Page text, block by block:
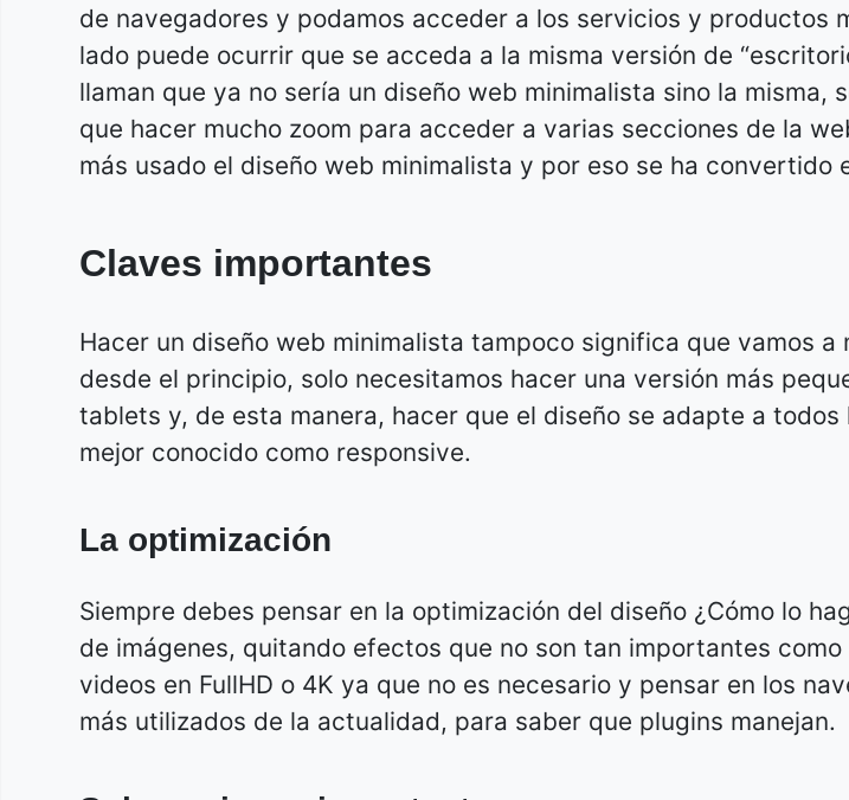
de navegadores y podamos acceder a los servicios y productos
lado puede ocurrir que se acceda a la misma versión de
llaman que ya no sería un diseño web minimalista sino la misma,
que hacer mucho zoom para acceder a varias secciones de la
más usado el diseño web minimalista y por eso se ha convertido
Claves importantes
Hacer un diseño web minimalista tampoco significa que vamos a
desde el principio, solo necesitamos hacer una versión más
tablets y, de esta manera, hacer que el diseño se adapte a
mejor conocido como responsive.
La optimización
Siempre debes pensar en la optimización del diseño ¿Cómo lo
de imágenes, quitando efectos que no son tan importantes
videos en FullHD o 4K ya que no es necesario y pensar en los
más utilizados de la actualidad, para saber que plugins manejan.